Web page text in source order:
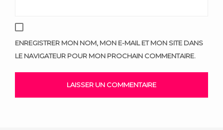
ENREGISTRER MON NOM, MON E-MAIL ET MON SITE DANS
LE NAVIGATEUR POUR MON PROCHAIN COMMENTAIRE.